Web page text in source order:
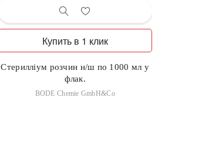
Купить в 1 клик
Стерилліум розчин н/ш по 1000 мл у
флак.
BODE Chemie GmbH&Co